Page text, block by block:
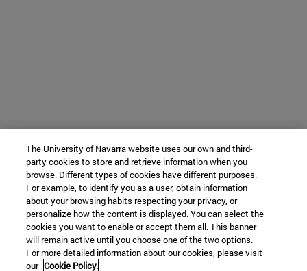
The University of Navarra website uses our own and third-
party cookies to store and retrieve information when you
browse. Different types of cookies have different purposes.
For example, to identify you as a user, obtain information
about your browsing habits respecting your privacy, or
personalize how the content is displayed. You can select the
cookies you want to enable or accept them all. This banner
will remain active until you choose one of the two options.
For more detailed information about our cookies, please visit
our Cookie Policy.